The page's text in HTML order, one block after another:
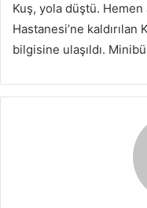
Kuş, yola düştü.
Hastanesi’ne
bilgisine ulaşıldı.